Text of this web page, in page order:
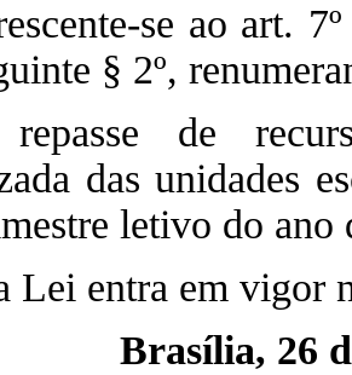
se ao art.
§ 2º,
de
das unidades
letivo do ano
Lei entra em vigor
Brasília, 26